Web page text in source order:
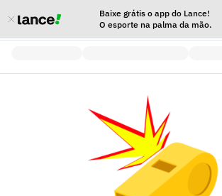
Baixe grátis o app do Lance!
O esporte na palma da mão.